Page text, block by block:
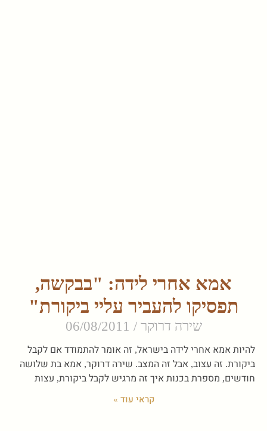
אמא אחרי לידה: "בבקשה,
תפסיקו להעביר עליי ביקורת"
שירה דרוקר
להיות אמא אחרי לידה בישראל, זה אומר להתמודד אם לקבל
ביקורת. זה עצוב, אבל זה המצב. שירה דרוקר, אמא בת שלושה
חודשים, מספרת בכנות איך זה מרגיש לקבל ביקורת, עצות
קראי עוד »